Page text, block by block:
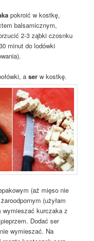
pokroić w kostkę,
balsamicznym,
2-3 ząbki czosnku
minut do lodówki
aser w kostkę.
(aż mięso nie
(użyłam
wymieszać kurczaka z
Dodać ser
wymieszać. Na